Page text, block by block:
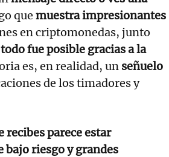
que muestra impresionantes
en criptomonedas, junto
fue posible gracias a la
es, en realidad, un señuelo
de los timadores y
recibes parece estar
bajo riesgo y grandes